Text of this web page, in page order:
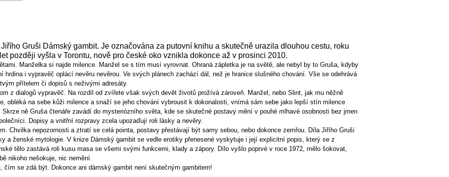
Gruši Dámský gambit. Je označována za putovní knihu a skutečně urazila dlouhou cestu, roku
později vyšla v Torontu, nově pro české oko vznikla dokonce až v prosinci 2010.
Manželka si najde milence. Manžel se s tím musí vyrovnat. Ohraná zápletka je na světě, ale nebyl by to Gruša, kdyby
hrdina i vypravěč oplácí nevěru nevěrou. Ve svých plánech zachází dál, než je hranice slušného chování. Vše se odehrává
přítelem či dopisů s neživými adresáty.
z dialogů vypravěč. Na rozdíl od zvířete však svých devět životů prožívá zároveň. Manžel, nebo Slint, jak mu něžně
obléká na sebe kůži milence a snaží se jeho chování vybrousit k dokonalosti, vnímá sám sebe jako lepší stín milence
Skrze ně Gruša čtenáře zavádí do mysteriózního světa, kde se skutečné postavy mění v pouhé mlhavé osobnosti bez jmen
Dopisy a vnitřní rozpravy zcela upozaďují roli lásky a nevěry.
Chvilka nepozornosti a ztratí se celá pointa, postavy přestávají být samy sebou, nebo dokonce zemřou. Díla Jiřího Gruši
a ženské mytologie. V knize Dámský gambit se vedle erotiky přenesené vyskytuje i její explicitní popis, který se z
tělo zastává roli kusu masa se všemi svými funkcemi, klady a zápory. Dílo vyšlo poprvé v roce 1972, mělo šokovat,
nikoho nešokuje, nic nemění.
čím se zdá být. Dokonce ani dámský gambit není skutečným gambitem!